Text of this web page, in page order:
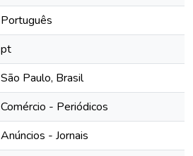
Português
pt
São Paulo, Brasil
Comércio - Periódicos
Anúncios - Jornais